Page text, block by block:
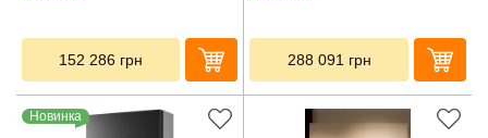
152 286 грн 288 091 грн
Новинка